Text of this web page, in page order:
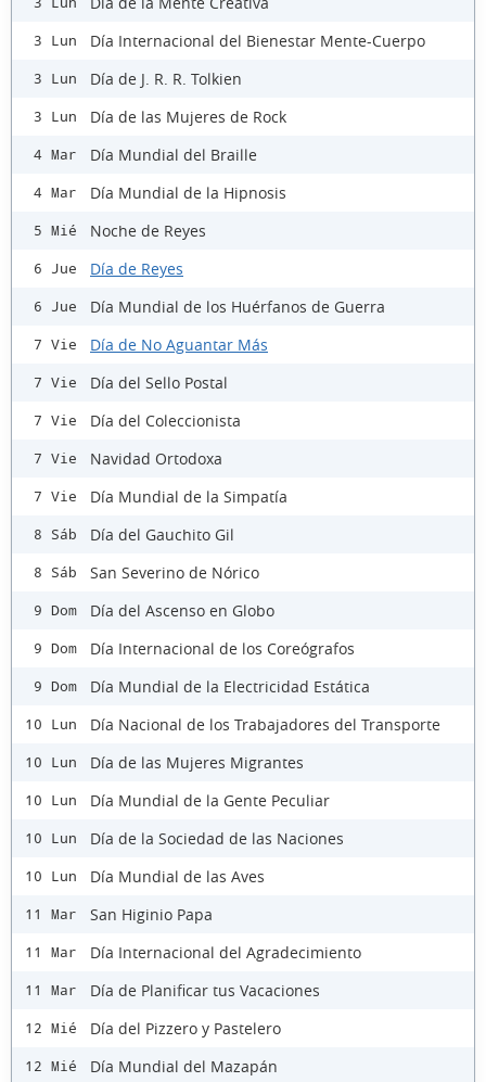
3 Lun Día Internacional del Bienestar Mente-Cuerpo
3 Lun Día de J. R. R. Tolkien
3 Lun Día de las Mujeres de Rock
4 Mar Día Mundial del Braille
4 Mar Día Mundial de la Hipnosis
5 Mié Noche de Reyes
6 Jue Día de Reyes
6 Jue Día Mundial de los Huérfanos de Guerra
7 Vie Día de No Aguantar Más
7 Vie Día del Sello Postal
7 Vie Día del Coleccionista
7 Vie Navidad Ortodoxa
7 Vie Día Mundial de la Simpatía
8 Sáb Día del Gauchito Gil
8 Sáb San Severino de Nórico
9 Dom Día del Ascenso en Globo
9 Dom Día Internacional de los Coreógrafos
9 Dom Día Mundial de la Electricidad Estática
10 Lun Día Nacional de los Trabajadores del Transporte
10 Lun Día de las Mujeres Migrantes
10 Lun Día Mundial de la Gente Peculiar
10 Lun Día de la Sociedad de las Naciones
10 Lun Día Mundial de las Aves
11 Mar San Higinio Papa
11 Mar Día Internacional del Agradecimiento
11 Mar Día de Planificar tus Vacaciones
12 Mié Día del Pizzero y Pastelero
12 Mié Día Mundial del Mazapán